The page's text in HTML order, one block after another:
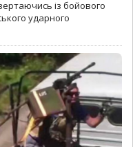
із бойового
ударного